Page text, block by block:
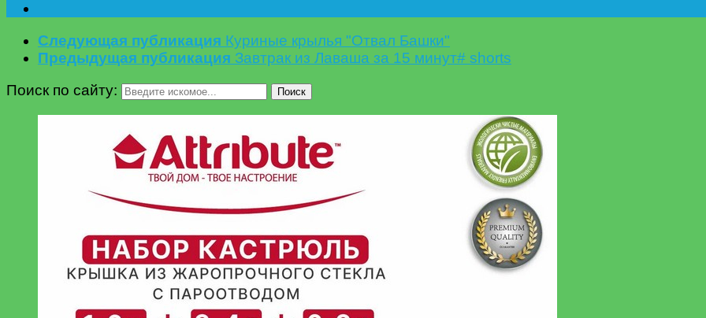
Следующая публикация Куриные крылья "Отвал Башки"
Предыдущая публикация Завтрак из Лаваша за 15 минут# shorts
Поиск по сайту:
Поиск